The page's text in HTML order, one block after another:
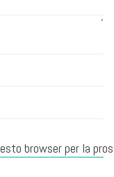
browser per la